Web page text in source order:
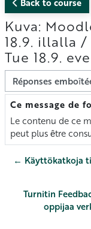
Kuva:
18.9. illalla
Tue 18.9.
Type d’affichage
Ce message de
Nombre de
Le contenu de ce
peut plus être
← Käyttökatkoja ti
Turnitin
oppijaa